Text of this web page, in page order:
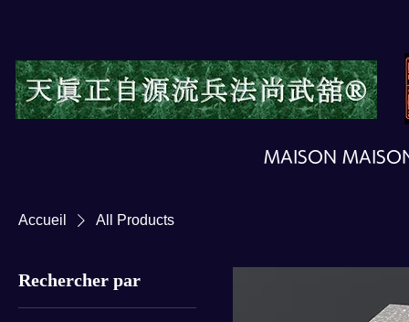
MAISON
Accueil All Products
Rechercher par